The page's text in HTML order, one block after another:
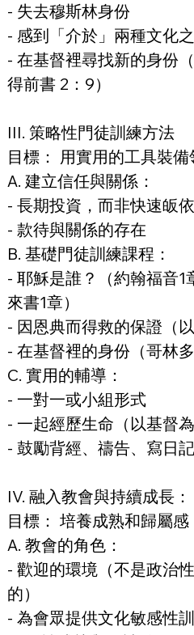
- 失去穆斯林身份
- 感到「介於」兩種文化
- 在基督裡尋找新的身份
得前書 2：9）
III. 策略性門徒訓練方法
目標： 用實用的工具裝備
A. 建立信任與關係：
- 長期投資，而非快速皈依
- 款待與關係的存在
B. 基礎門徒訓練課程：
- 耶穌是誰？（約翰福音1
來書1章）
- 因恩典而得救的保證（以
- 在基督裡的身份（哥林多
C. 實用的輔導：
- 一對一或小組形式
- 一起經歷生命（以基督為
- 鼓勵背經、禱告、寫日記
IV. 融入教會與持續成長：
目標： 培養成熟和歸屬感
A. 教會的角色：
- 歡迎的環境（不是政治
的）
- 為會眾提供文化敏感性